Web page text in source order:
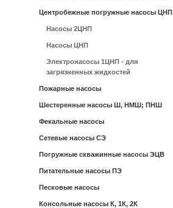
Центробежные погружные насосы ЦНП
Насосы 2ЦНП
Насосы ЦНП
Электронасосы 1ЦНП - для
загрязненных жидкостей
Пожарные насосы
Шестеренные насосы Ш, НМШ; ПНШ
Фекальные насосы
Сетевые насосы СЭ
Погружные скважинные насосы ЭЦВ
Питательные насосы ПЭ
Песковые насосы
Консольные насосы К, 1К, 2К